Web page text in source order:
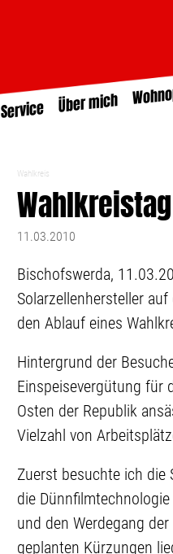
Service Über mich
Wahlkreis
11.03.2010
Bischofswerda,
Solarzellenhersteller
den Ablauf eines
Hintergrund der
Einspeisevergütung für
Osten der Republik
Vielzahl von
Zuerst besuchte ich die
die
und den Werdegang
geplanten Kürzungen